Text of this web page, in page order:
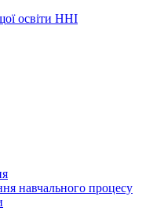
освіти ННІ
навчального процесу